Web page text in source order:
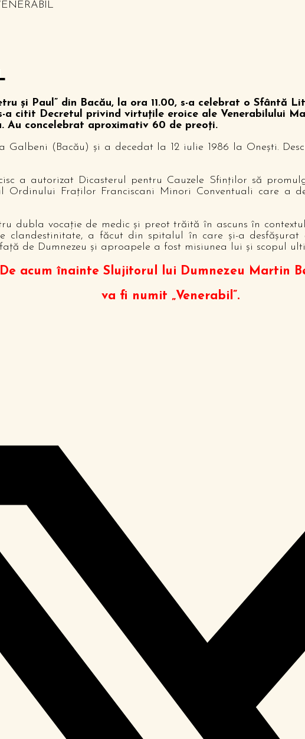
şi Paul” din Bacău, la ora 11.00, s-a celebrat o Sfântă
a citit Decretul privind virtuţile eroice ale Venerabilului
Au concelebrat aproximativ 60 de preoți.
Galbeni (Bacău) şi a decedat la 12 iulie 1986 la Oneşti.
a autorizat Dicasterul pentru Cauzele Sfinţilor să
Ordinului Fraţilor Franciscani Minori Conventuali care a
dubla vocaţie de medic şi preot trăită în ascuns în
clandestinitate, a făcut din spitalul în care şi-a desfăşurat
de Dumnezeu şi aproapele a fost misiunea lui şi scopul
De acum înainte Slujitorul lui Dumnezeu Martin
va fi numit „Venerabil”.